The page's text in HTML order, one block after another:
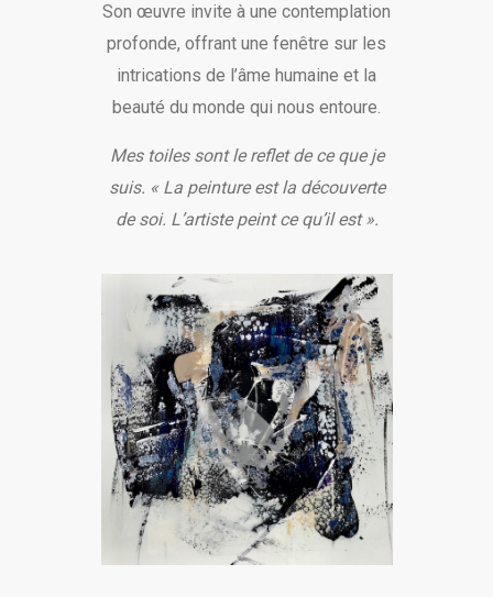
Son œuvre invite à une contemplation
profonde, offrant une fenêtre sur les
intrications de l’âme humaine et la
beauté du monde qui nous entoure.
Mes toiles sont le reflet de ce que je
suis. « La peinture est la découverte
de soi. L’artiste peint ce qu’il est ».